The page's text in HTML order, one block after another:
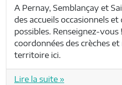
A Pernay, Semblançay et
des accueils occasionnels et
possibles. Renseignez-vous
coordonnées des crèches
territoire ici.
Lire la suite »